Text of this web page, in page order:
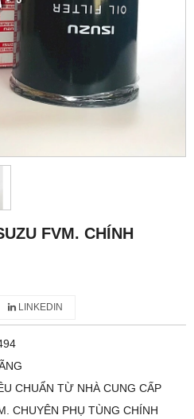
FVM. CHÍNH
LINKEDIN
CHUẨN TỪ NHÀ CUNG CẤP
CHUYÊN PHỤ TÙNG CHÍNH